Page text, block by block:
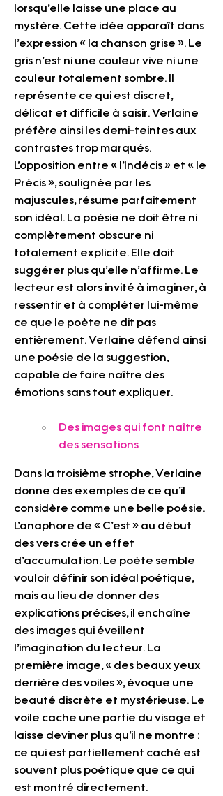
lorsqu’elle laisse une place au
mystère. Cette idée apparaît dans
l’expression « la chanson grise ». Le
gris n’est ni une couleur vive ni une
couleur totalement sombre. Il
représente ce qui est discret,
délicat et difficile à saisir. Verlaine
préfère ainsi les demi-teintes aux
contrastes trop marqués.
L’opposition entre « l’Indécis » et « le
Précis », soulignée par les
majuscules, résume parfaitement
son idéal. La poésie ne doit être ni
complètement obscure ni
totalement explicite. Elle doit
suggérer plus qu’elle n’affirme. Le
lecteur est alors invité à imaginer, à
ressentir et à compléter lui-même
ce que le poète ne dit pas
entièrement. Verlaine défend ainsi
une poésie de la suggestion,
capable de faire naître des
émotions sans tout expliquer.
Des images qui font naître
des sensations
Dans la troisième strophe, Verlaine
donne des exemples de ce qu’il
considère comme une belle poésie.
L’anaphore de « C’est » au début
des vers crée un effet
d’accumulation. Le poète semble
vouloir définir son idéal poétique,
mais au lieu de donner des
explications précises, il enchaîne
des images qui éveillent
l’imagination du lecteur. La
première image, « des beaux yeux
derrière des voiles », évoque une
beauté discrète et mystérieuse. Le
voile cache une partie du visage et
laisse deviner plus qu’il ne montre :
ce qui est partiellement caché est
souvent plus poétique que ce qui
est montré directement.